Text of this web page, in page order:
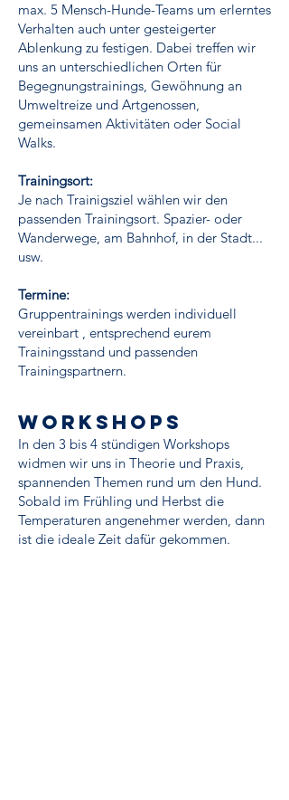
max. 5 Mensch-Hunde-Teams um erlerntes
Verhalten auch unter gesteigerter
Ablenkung zu festigen. Dabei treffen wir
uns an unterschiedlichen Orten für
Begegnungstrainings, Gewöhnung an
Umweltreize und Artgenossen,
gemeinsamen Aktivitäten oder Social
Walks.
Trainingsort:
Je nach Trainigsziel wählen wir den
passenden Trainingsort. Spazier- oder
Wanderwege, am Bahnhof, in der Stadt...
usw.
Termine:
Gruppentrainings werden individuell
vereinbart , entsprechend eurem
Trainingsstand und passenden
Trainingspartnern.
workshops
In den 3 bis 4 stündigen Workshops
widmen wir uns in Theorie und Praxis,
spannenden Themen rund um den Hund.
Sobald im Frühling und Herbst die
Temperaturen angenehmer werden, dann
ist die ideale Zeit dafür gekommen.